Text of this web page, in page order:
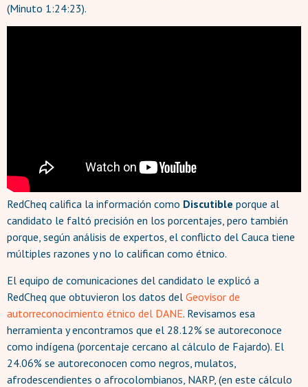
(Minuto 1:24:23).
RedCheq califica la información como Discutible porque al
candidato le faltó precisión en los porcentajes, pero también
porque, según análisis de expertos, el conflicto del Cauca tiene
múltiples razones y no lo califican como étnico.
El equipo de comunicaciones del candidato le explicó a
RedCheq que obtuvieron los datos del Geovisor de
autorreconocimiento étnico del DANE. Revisamos esa
herramienta y encontramos que el 28.12% se autoreconoce
como indígena (porcentaje cercano al cálculo de Fajardo). El
24.06% se autoreconocen como negros, mulatos,
afrodescendientes o afrocolombianos, NARP, (en este cálculo